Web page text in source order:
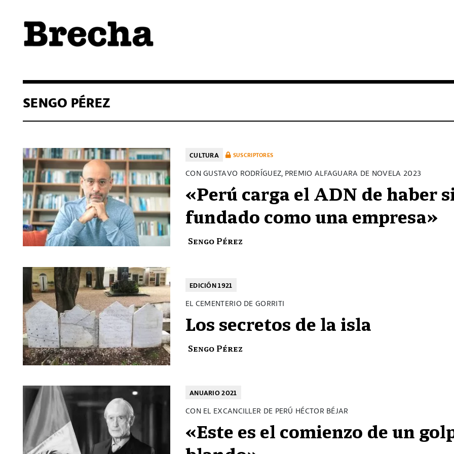
SENGO PÉREZ
CULTURA SUSCRIPTORES
CON GUSTAVO RODRÍGUEZ, PREMIO ALFAGUARA DE NOVELA 2023
«Perú carga el ADN de haber
fundado como una empresa»
Sengo Pérez
EDICIÓN 1921
EL CEMENTERIO DE GORRITI
Los secretos de la isla
Sengo Pérez
ANUARIO 2021
CON EL EXCANCILLER DE PERÚ HÉCTOR BÉJAR
«Este es el comienzo de un